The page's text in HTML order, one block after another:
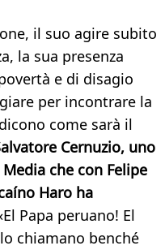
il suo agire subito
la sua presenza
e di disagio
per incontrare la
come sarà il
Cernuzio, uno
che con Felipe
Haro ha
Papa peruano! El
chiamano benché